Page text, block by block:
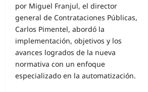
por Miguel Franjul, el director
general de Contrataciones Públicas,
Carlos Pimentel, abordó la
implementación, objetivos y los
avances logrados de la nueva
normativa con un enfoque
especializado en la automatización.